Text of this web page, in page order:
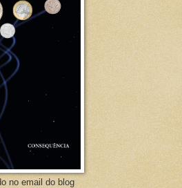
no email do blog